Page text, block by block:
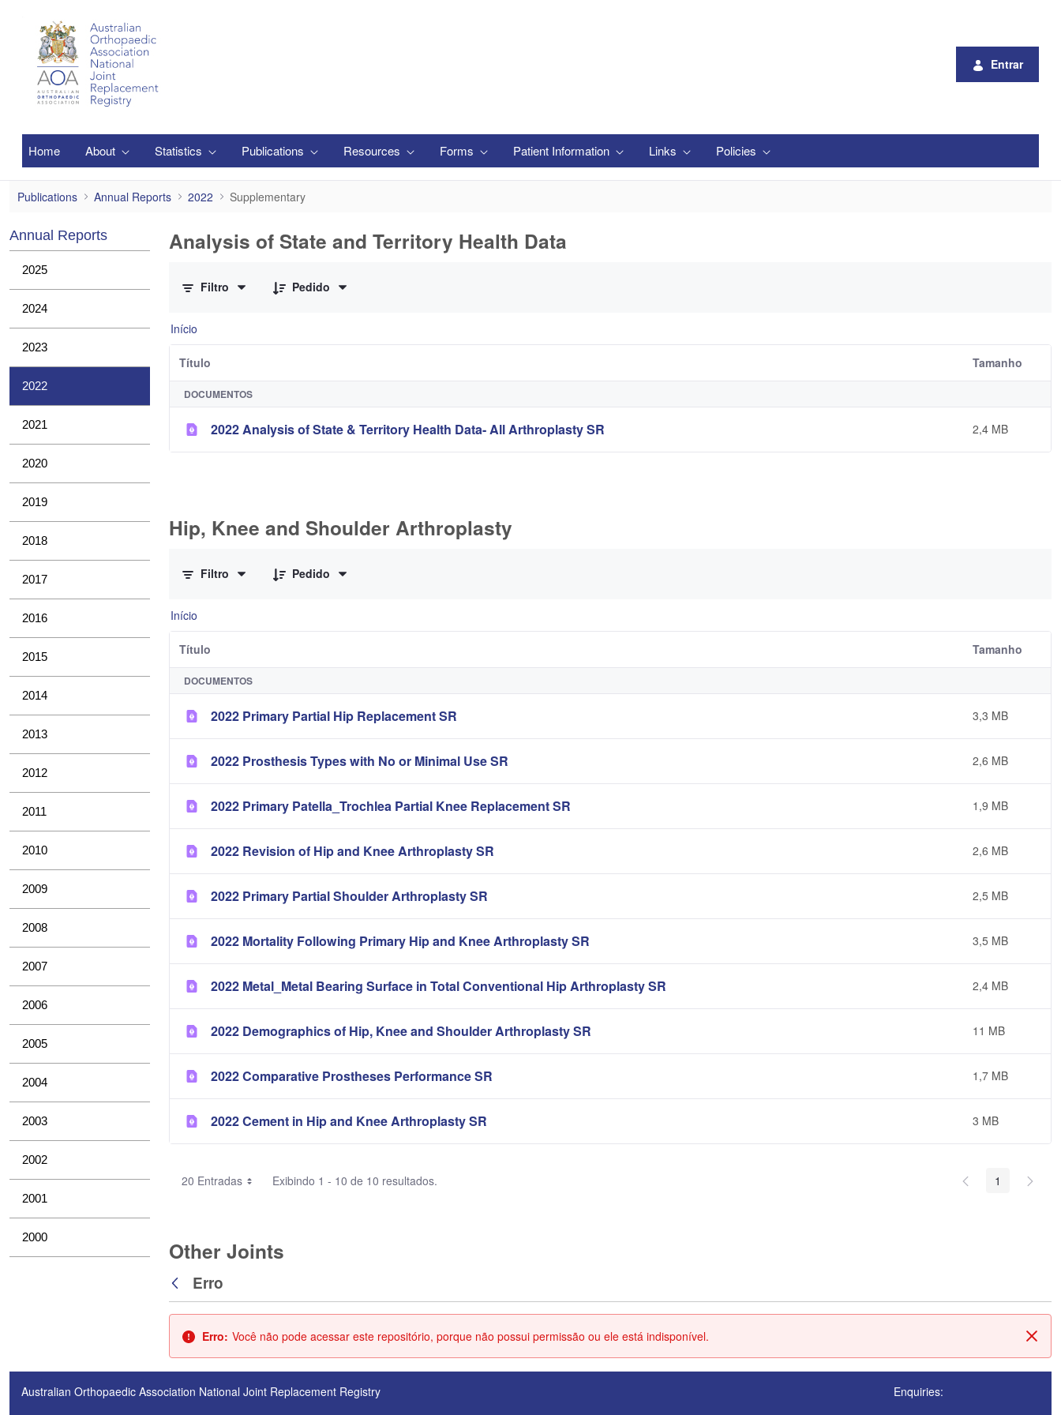
Entrar
Home About Statistics Publications Resources Forms Patient Information Links Policies
Supplementary
Publications Annual Reports 2022 Supplementary
Annual Reports
2025
2024
2023
2022
2021
2020
2019
2018
2017
2016
2015
2014
2013
2012
2011
2010
2009
2008
2007
2006
2005
2004
2003
2002
2001
2000
Analysis of State and Territory Health Data
Filtro
Pedido
Início
Título Tamanho
DOCUMENTOS
2022 Analysis of State & Territory Health Data- All Arthroplasty SR 2,4 MB
Hip, Knee and Shoulder Arthroplasty
Filtro
Pedido
Início
Título Tamanho
DOCUMENTOS
2022 Primary Partial Hip Replacement SR 3,3 MB
2022 Prosthesis Types with No or Minimal Use SR 2,6 MB
2022 Primary Patella_Trochlea Partial Knee Replacement SR 1,9 MB
2022 Revision of Hip and Knee Arthroplasty SR 2,6 MB
2022 Primary Partial Shoulder Arthroplasty SR 2,5 MB
2022 Mortality Following Primary Hip and Knee Arthroplasty SR 3,5 MB
2022 Metal_Metal Bearing Surface in Total Conventional Hip Arthroplasty SR 2,4 MB
2022 Demographics of Hip, Knee and Shoulder Arthroplasty SR 11 MB
2022 Comparative Prostheses Performance SR 1,7 MB
2022 Cement in Hip and Knee Arthroplasty SR 3 MB
20 Entradas Exibindo 1 - 10 de 10 resultados. 1
Other Joints
Voltar
Erro
Erro: Você não pode acessar este repositório, porque não possui permissão ou ele está indisponível.
Australian Orthopaedic Association National Joint Replacement Registry
Enquiries: